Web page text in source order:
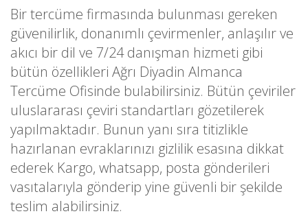
Bir tercüme firmasında bulunması gereken
güvenilirlik, donanımlı çevirmenler, anlaşılır ve
akıcı bir dil ve 7/24 danışman hizmeti gibi
bütün özellikleri Ağrı Diyadin Almanca
Tercüme Ofisinde bulabilirsiniz. Bütün çeviriler
uluslararası çeviri standartları gözetilerek
yapılmaktadır. Bunun yanı sıra titizlikle
hazırlanan evraklarınızı gizlilik esasına dikkat
ederek Kargo, whatsapp, posta gönderileri
vasıtalarıyla gönderip yine güvenli bir şekilde
teslim alabilirsiniz.